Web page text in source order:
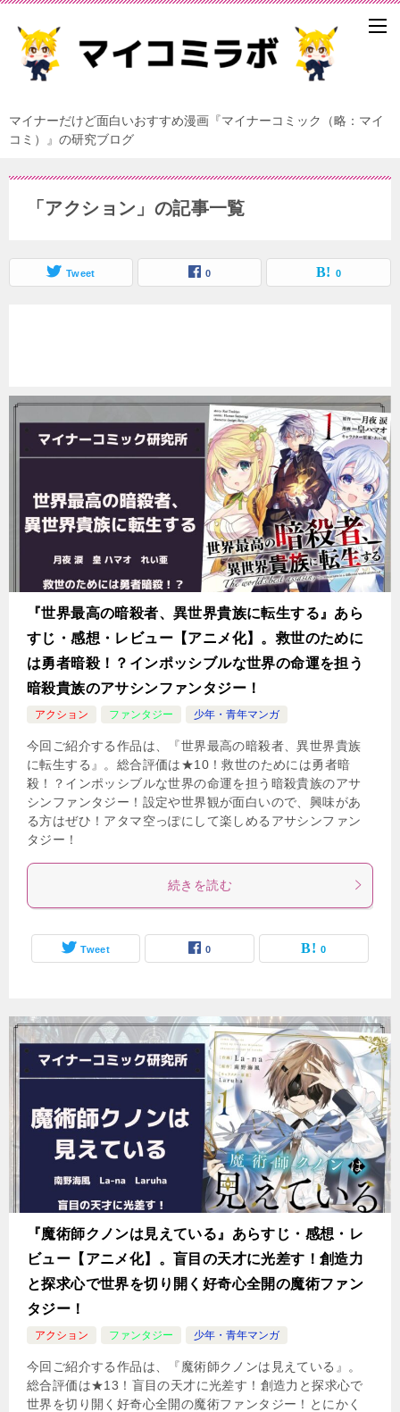
マイナーだけど面白いおすすめ漫画『マイナーコミック（略：マイ
コミ）』の研究ブログ
「アクション」の記事一覧
Tweet 0 0
『世界最高の暗殺者、異世界貴族に転生する』あら
すじ・感想・レビュー【アニメ化】。救世のために
は勇者暗殺！？インポッシブルな世界の命運を担う
暗殺貴族のアサシンファンタジー！
アクション ファンタジー 少年・青年マンガ
今回ご紹介する作品は、『世界最高の暗殺者、異世界貴族
に転生する』。総合評価は★10！救世のためには勇者暗
殺！？インポッシブルな世界の命運を担う暗殺貴族のアサ
シンファンタジー！設定や世界観が面白いので、興味があ
る方はぜひ！アタマ空っぽにして楽しめるアサシンファン
タジー！
続きを読む
Tweet 0 0
『魔術師クノンは見えている』あらすじ・感想・レ
ビュー【アニメ化】。盲目の天才に光差す！創造力
と探求心で世界を切り開く好奇心全開の魔術ファン
タジー！
アクション ファンタジー 少年・青年マンガ
今回ご紹介する作品は、『魔術師クノンは見えている』。
総合評価は★13！盲目の天才に光差す！創造力と探求心で
世界を切り開く好奇心全開の魔術ファンタジー！とにかく